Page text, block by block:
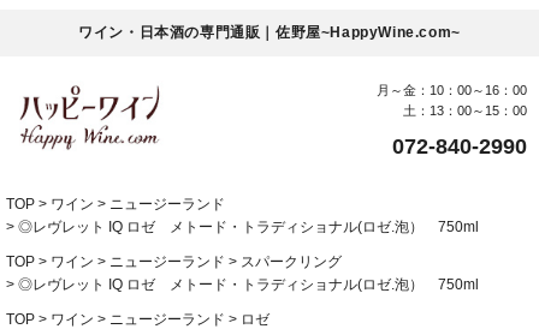
ワイン・日本酒の専門通販｜佐野屋~HappyWine.com~
月～金：10：00～16：00
土：13：00～15：00
072-840-2990
TOP ワイン
ニュージーランド
◎レヴレット IQ ロゼ メトード・トラディショナル(ロゼ.泡） 750ml
TOP ワイン ニュージーランド
スパークリング
◎レヴレット IQ ロゼ メトード・トラディショナル(ロゼ.泡） 750ml
TOP ワイン ニュージーランド
ロゼ